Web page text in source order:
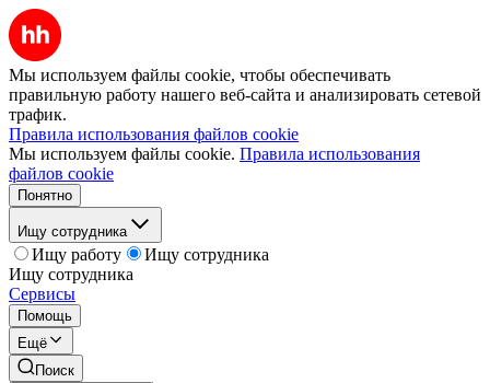
Мы используем файлы cookie, чтобы обеспечивать
правильную работу нашего веб-сайта и анализировать сетевой
трафик.
Правила использования файлов cookie
Мы используем файлы cookie. Правила использования
файлов cookie
Понятно
Ищу сотрудника
Ищу работу
Ищу сотрудника
Ищу сотрудника
Сервисы
Помощь
Ещё
Поиск